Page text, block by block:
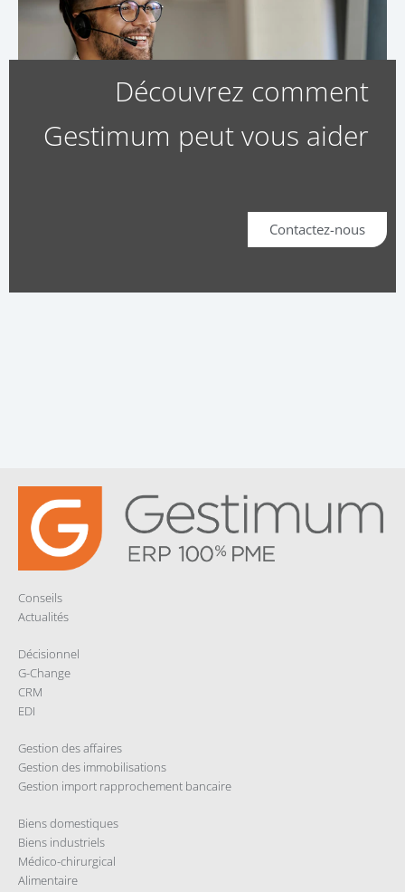
Découvrez comment
Gestimum peut vous aider
Contactez-nous
Conseils
Actualités
Décisionnel
G-Change
CRM
EDI
Gestion des affaires
Gestion des immobilisations
Gestion import rapprochement bancaire
Biens domestiques
Biens industriels
Médico-chirurgical
Alimentaire